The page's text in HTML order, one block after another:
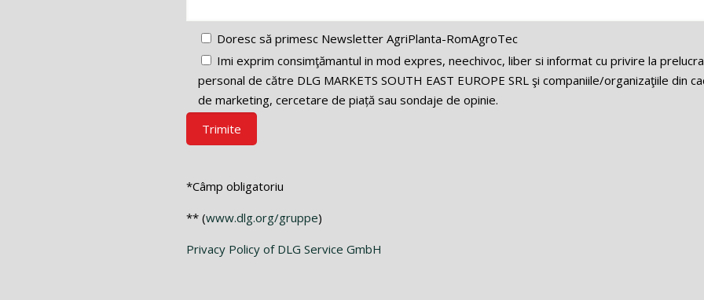
Doresc să primesc Newsletter AgriPlanta-RomAgroTec
Imi exprim consimţămantul in mod expres, neechivoc, liber si informat cu privire la
personal de către DLG MARKETS SOUTH EAST EUROPE SRL şi companiile/organizaţiile din
de marketing, cercetare de piață sau sondaje de opinie.
*Câmp obligatoriu
** (www.dlg.org/gruppe)
Privacy Policy of DLG Service GmbH